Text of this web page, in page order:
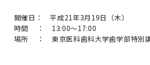
ブランド
医療について
東京医科歯科大学の誓い
副学長
大学紹介動画トップ
大学概要（冊子）
大学評価の制度について
四大学連合トップ
情報公開・個人情報
学部入試の変更点（予告）
学部などについてトップ
学生生活などについて
医歯学総合研究科
アドミッション・ポリシー
医学部
歯学部
令和7年度（2025年度）「総合知と
代フロントランナー育成プログラ
Tokyo SPRING(医歯学系)」対象学
令和7年度トップレベルAI研究のため
エキスパート人材育成プログラム対
歯学系-BOOST生）の募集について
サイエンティスト）養成支援制度の
て
四大学連合･複合領域コース
教育要項（学部シラバス）
入学料・授業料・奨学金トップ
授業料・入学料・検定料
留学情報
学生生活サポート
歯学部（歯学科･口腔保健学科）
医学科
歯学部（歯学科･口腔保健学科）ト
大学院医歯学総合研究科
公開講座・公開シンポジウム・講演
らせ
大学院医歯学総合研究科トップ
大学院保健衛生学研究科
産学官連携
倫理審査申請システム
研究活動トップ
研究組織アクセス 学内サイト
開催日： 平成21年3月19日（木）
時間 ： 13:00～17:00
場所 ： 東京医科歯科大学歯学部特別